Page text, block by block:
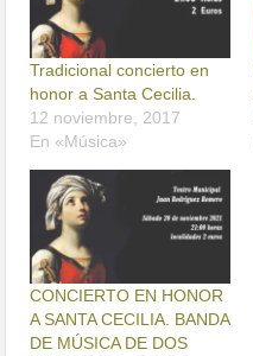
Tradicional concierto en
honor a Santa Cecilia.
12 noviembre, 2017
En «Música»
CONCIERTO EN HONOR
A SANTA CECILIA. BANDA
DE MÚSICA DE DOS